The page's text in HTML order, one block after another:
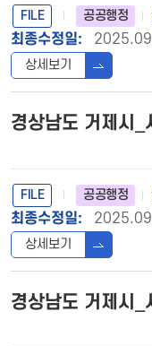
FILE 공공행정
상세보기
경상남도 거제시_
FILE 공공행정
상세보기
경상남도 거제시_